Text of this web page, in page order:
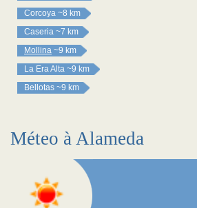
Corcoya ~8 km
Caseria ~7 km
Mollina ~9 km
La Era Alta ~9 km
Bellotas ~9 km
Méteo à Alameda